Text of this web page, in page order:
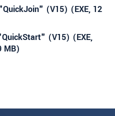
(V15) (EXE, 12
(V15) (EXE,
MB)